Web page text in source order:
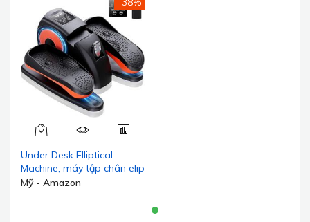
Under Desk Elliptical
Machine, máy tập chân elip
điện như trên TV dành cho
Mỹ - Amazon